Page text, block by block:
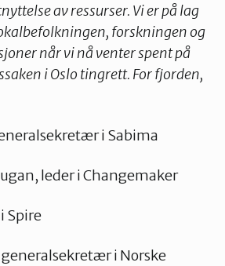
av ressurser. Vi er på lag
forskningen og
når vi nå venter spent på
i Oslo tingrett. For fjorden,
i Sabima
leder i Changemaker
Spire
i Norske